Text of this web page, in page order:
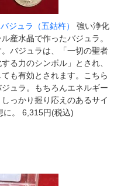
ジュラ（五鈷杵）
強い浄化
産水晶で作ったバジュラ。
バジュラは、「一切の聖者
る力のシンボル」とされ、
も有効とされます。こちら
ュラ。もちろんエネルギー
っかり握り応えのあるサイ
に。 6,315円(税込)